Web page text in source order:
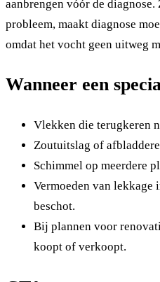
aanbrengen vóór de
probleem, maakt diagnose
omdat het vocht geen uitweg
Wanneer een
Vlekken die terugkeren
Zoutuitslag of
Schimmel op meerdere
Vermoeden van lekkage
beschot.
Bij plannen voor
koopt of verkoopt.